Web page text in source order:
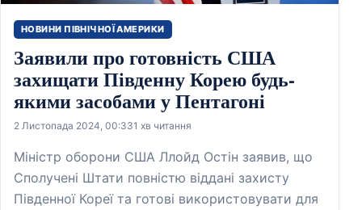
НОВИНИ ПІВНІЧНОЇ АМЕРИКИ
Заявили про готовність США
захищати Південну Корею будь-
якими засобами у Пентагоні
2 Листопада 2024, 00:331 хв читання
Міністр оборони США Ллойд Остін заявив, що
Сполучені Штати повністю віддані захисту
Південної Кореї та готові використовувати для